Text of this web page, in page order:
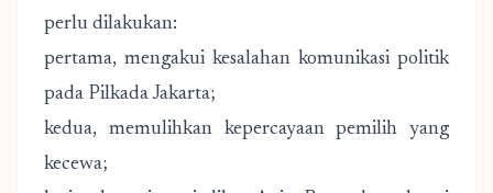
perlu dilakukan:
pertama, mengakui kesalahan komunikasi politik
pada Pilkada Jakarta;
kedua, memulihkan kepercayaan pemilih yang
kecewa;